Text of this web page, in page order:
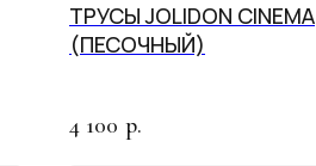
ТРУСЫ JOLIDON CINEMA
(ПЕСОЧНЫЙ)
4 100 р.